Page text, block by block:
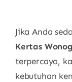
Jika Anda
Kertas
terpercaya,
kebutuhan